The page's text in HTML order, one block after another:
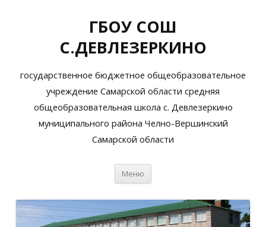
ГБОУ СОШ
С.ДЕВЛЕЗЕРКИНО
государственное бюджетное общеобразовательное
учреждение Самарской области средняя
общеобразовательная школа с. Девлезеркино
муниципального района Челно-Вершинский
Самарской области
Меню